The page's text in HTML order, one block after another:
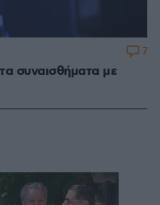
συναισθήματα με
7